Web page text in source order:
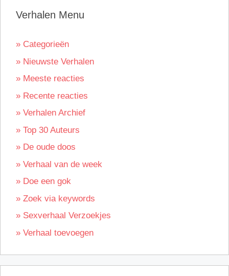
Verhalen Menu
» Categorieën
» Nieuwste Verhalen
» Meeste reacties
» Recente reacties
» Verhalen Archief
» Top 30 Auteurs
» De oude doos
» Verhaal van de week
» Doe een gok
» Zoek via keywords
» Sexverhaal Verzoekjes
» Verhaal toevoegen